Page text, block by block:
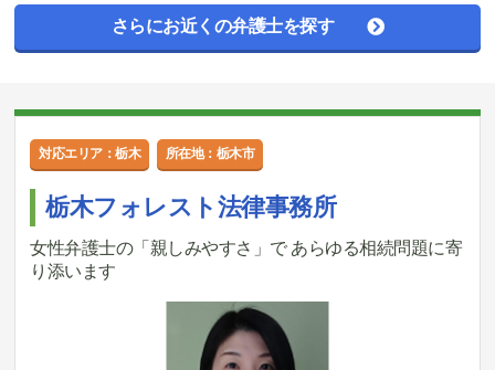
さらにお近くの弁護士を探す
対応エリア：栃木 所在地：栃木市
栃木フォレスト法律事務所
女性弁護士の「親しみやすさ」で あらゆる相続問題に寄
り添います